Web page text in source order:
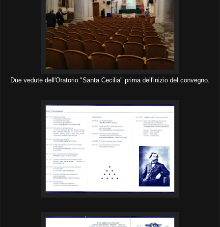
Due vedute dell'Oratorio "Santa Cecilia" prima dell'inizio del convegno.